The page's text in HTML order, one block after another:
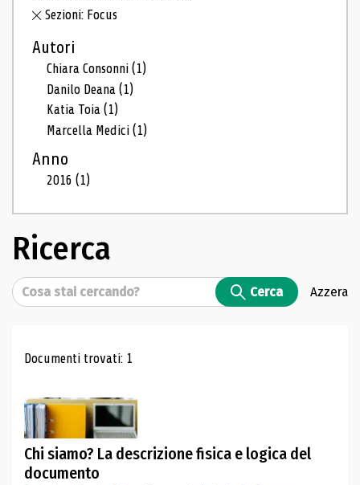
Sezioni: Focus
Autori
Chiara Consonni(1)
Danilo Deana(1)
Katia Toia(1)
Marcella Medici(1)
Anno
2016(1)
Ricerca
Cerca Cerca Azzera
Risultati di ricerca
Documenti trovati: 1
Chi siamo? La descrizione fisica e logica del
documento